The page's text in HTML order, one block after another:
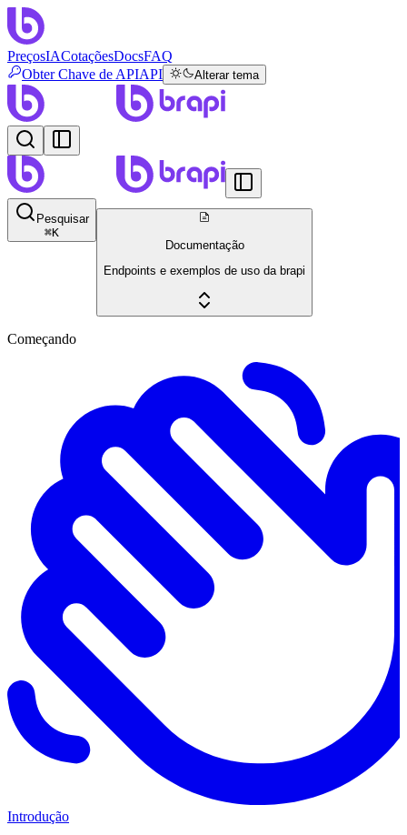
PreçosIACotaçõesDocsFAQ
Obter Chave de APIAPI Alterar tema
Pesquisar
⌘K
Documentação
Endpoints e exemplos de uso da brapi
Começando
Introdução